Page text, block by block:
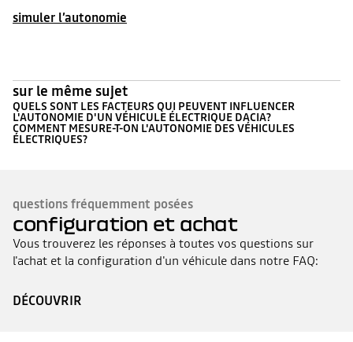
simuler l’autonomie
sur le même sujet
QUELS SONT LES FACTEURS QUI PEUVENT INFLUENCER
L'AUTONOMIE D'UN VÉHICULE ÉLECTRIQUE DACIA?
COMMENT MESURE-T-ON L'AUTONOMIE DES VÉHICULES
ÉLECTRIQUES?
questions fréquemment posées
configuration et achat
Vous trouverez les réponses à toutes vos questions sur
l'achat et la configuration d'un véhicule dans notre FAQ:
DÉCOUVRIR